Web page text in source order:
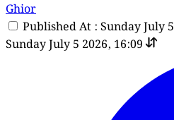
Ghior
Published At : Sunday July
Sunday July 5 2026, 16:09